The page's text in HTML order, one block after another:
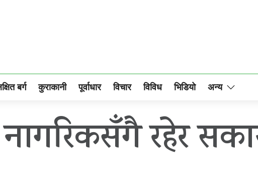
बर्ग कुराकानी पूर्वाधार विचार विविध भिडियो अन्य
रहेर